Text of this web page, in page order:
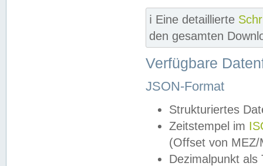
ℹ️ Eine detaillierte
den gesamten
Verfügbare
JSON-Format
Strukturiertes
Zeitstempel im
(Offset von MEZ/
Dezimalpunkt als